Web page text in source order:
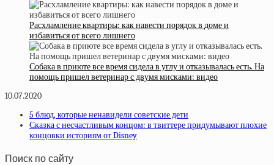
Расхламление квартиры: как навести порядок в доме и
избавиться от всего лишнего
Собака в приюте все время сидела в углу и отказывалась есть. На
помощь пришел ветеринар с двумя мисками: видео
10.07.2020
5 блюд, которые ненавидели советские дети
Сказка с несчастливым концом: в твиттере придумывают плохие
концовки историям от Disney
Поиск по сайту